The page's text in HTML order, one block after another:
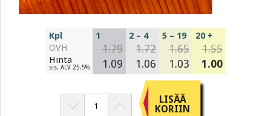
Kpl
OVH
Hinta
sis. ALV 25.5%
1
1.79
1.09
2 – 4
1.72
1.06
5 – 19
1.65
1.03
20 +
1.55
1.00
LISÄÄ
KORIIN